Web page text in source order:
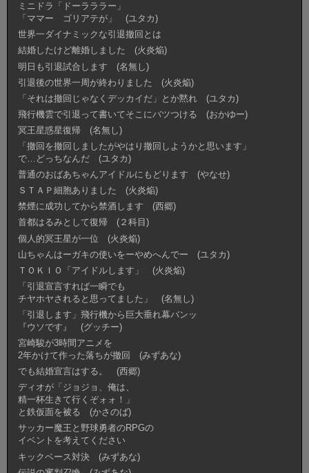
ミニドラ「ドーラララー」
「ママー ゴリアテが」 (ユタカ)
世界一ダイナミックな引退撤回とは
結婚したけど離婚しました (火炎焔)
明日も引退試合します (名無し)
引退後の世界一周が終わりました (火炎焔)
「それは撤回じゃなくデッカイだ」とか黙れ (ユタカ)
飛行機雲で引退って書いてそこにバツつける (おかゆー)
冥王星惑星復帰 (名無し)
「撤回を撤回しましたがやはり撤回しようかと思います」
で…どっちなんだ (ユタカ)
普通のおばあちゃんアイドルにもどります (やなせ)
ＳＴＡＰ細胞ありました (火炎焔)
禁煙に成功してから禁酒します (西郷)
首都はるみとして復帰 (２科目)
個人的冥王星が一位 (火炎焔)
山ちゃんはーガキの使いをーやめへんでー (ユタカ)
ＴＯＫＩＯ「アイドルします」 (火炎焔)
「引退宣言すれば一瞬でも
チヤホヤされると思ってました」 (名無し)
「引退します」飛行機から巨大垂れ幕バンッ
『ウソです』 (グッチー)
宮崎駿が3時間アニメを
2年かけて作った落ちが撤回 (みずあな)
でも結婚宣言はする。 (西郷)
ディオが「ジョジョ、俺は、
精一杯生きて行くぞォォ！」
と鉄仮面を被る (かさのば)
サッカー魔王と野球勇者のRPGの
イベントを考えてください
キックベース対決 (みずあな)